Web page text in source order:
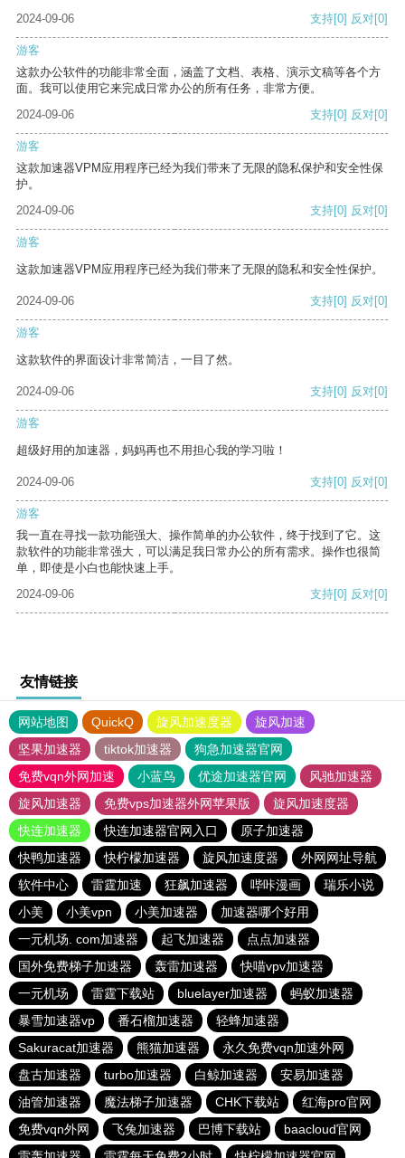
2024-09-06
支持[0] 反对[0]
游客
这款办公软件的功能非常全面，涵盖了文档、表格、演示文稿等各个方
面。我可以使用它来完成日常办公的所有任务，非常方便。
2024-09-06
支持[0] 反对[0]
游客
这款加速器VPM应用程序已经为我们带来了无限的隐私保护和安全性保
护。
2024-09-06
支持[0] 反对[0]
游客
这款加速器VPM应用程序已经为我们带来了无限的隐私和安全性保护。
2024-09-06 支持[0] 反对[0]
游客
这款软件的界面设计非常简洁，一目了然。
2024-09-06 支持[0] 反对[0]
游客
超级好用的加速器，妈妈再也不用担心我的学习啦！
2024-09-06 支持[0] 反对[0]
游客
我一直在寻找一款功能强大、操作简单的办公软件，终于找到了它。这
款软件的功能非常强大，可以满足我日常办公的所有需求。操作也很简
单，即使是小白也能快速上手。
2024-09-06
支持[0] 反对[0]
友情链接
网站地图 QuickQ 旋风加速度器
旋风加速
坚果加速器
tiktok加速器
狗急加速器官网
免费vqn外网加速
小蓝鸟 优途加速器官网
风驰加速器
旋风加速器
免费vps加速器外网苹果版
旋风加速度器
快连加速器
快连加速器官网入口
原子加速器
快鸭加速器
快柠檬加速器 旋风加速度器
外网网址导航
软件中心
雷霆加速 狂飙加速器 哔咔漫画
瑞乐小说
小美
小美vpn 小美加速器
加速器哪个好用
一元机场. com加速器
起飞加速器
点点加速器
国外免费梯子加速器
轰雷加速器
快喵vpv加速器
一元机场
雷霆下载站 bluelayer加速器
蚂蚁加速器
暴雪加速器vp
番石榴加速器
轻蜂加速器
Sakuracat加速器
熊猫加速器
永久免费vqn加速外网
盘古加速器
turbo加速器 白鲸加速器
安易加速器
油管加速器
魔法梯子加速器 CHK下载站
红海pro官网
免费vqn外网
飞兔加速器 巴博下载站
baacloud官网